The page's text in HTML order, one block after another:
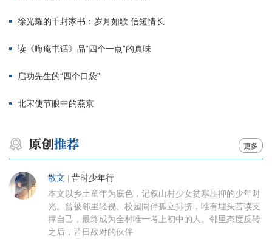
徐光耀的千封家书：岁月如歌 信短情长
读《晦庵书话》品“四个一点”的真味
启功先生的“四个口袋”
北宋使节眼中的燕京
更多
散文 昔时少年行
本文以乡土童年为底色，记叙山村少女贫寒压抑的少年时
光。曾被邻里轻视、校园同伴孤立排挤，唯有埋头苦读支
撑自己，最终成为全村唯一考上初中的人。邻里态度反转
之后，昔日敌对的伙伴